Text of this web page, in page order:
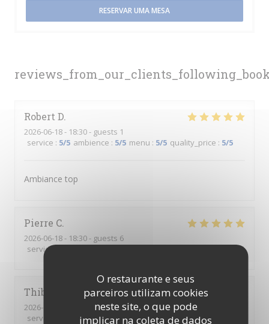
O restaurante e seus
parceiros utilizam cookies
neste site, o que pode
implicar na coleta de dados
Robert D
2026-06-18- 18:30 - guests 1
service : 5/5 ambience : 5/5 menu : 5/5 quality_price : 5/5
Ambiance top
Pierre C
2026-06-18- 18:30 - guests 6
service:
Thibault
2026-06-18
- 18:00 - guests 1
service
ambience: 5/5 menu:5/5 quality_price
RESERVAR UMA MESA